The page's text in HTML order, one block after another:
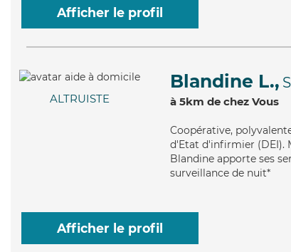
Afficher le profil
ALTRUISTE
Blandine L.,
à 5km de chez Vous
Coopérative,
d'Etat d'infirmier (DEI).
Blandine apporte ses
surveillance de nuit*
Afficher le profil